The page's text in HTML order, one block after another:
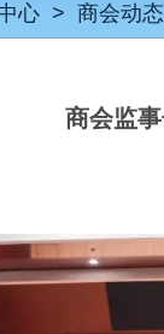
心 > 商会动态
商会监